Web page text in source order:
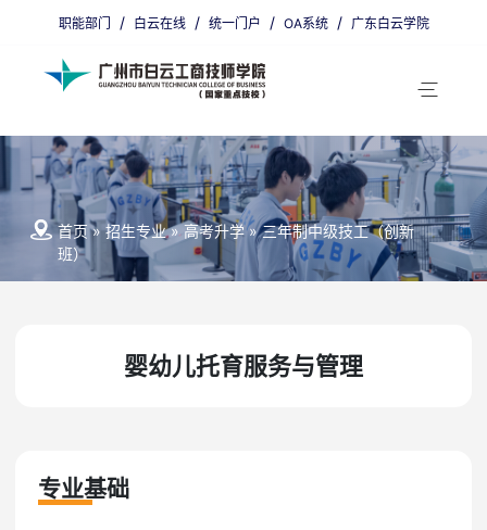
职能部门 / 白云在线 / 统一门户 / OA系统 / 广东白云学院
首页»招生专业» 高考升学»三年制中级技工（创新
班）
婴幼儿托育服务与管理
专业基础